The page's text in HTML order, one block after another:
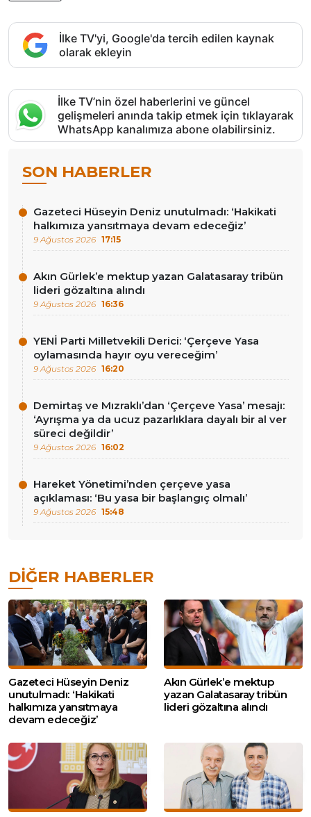
İlke TV'yi, Google'da tercih edilen kaynak
olarak ekleyin
İlke TV’nin özel haberlerini ve güncel
gelişmeleri anında takip etmek için tıklayarak
WhatsApp kanalımıza abone olabilirsiniz.
SON HABERLER
Gazeteci Hüseyin Deniz unutulmadı: ‘Hakikati
halkımıza yansıtmaya devam edeceğiz’
9 Ağustos 2026 17:15
Akın Gürlek’e mektup yazan Galatasaray tribün
lideri gözaltına alındı
9 Ağustos 2026 16:36
YENİ Parti Milletvekili Derici: ‘Çerçeve Yasa
oylamasında hayır oyu vereceğim’
9 Ağustos 2026 16:20
Demirtaş ve Mızraklı’dan ‘Çerçeve Yasa’ mesajı:
‘Ayrışma ya da ucuz pazarlıklara dayalı bir al ver
süreci değildir’
9 Ağustos 2026 16:02
Hareket Yönetimi’nden çerçeve yasa
açıklaması: ‘Bu yasa bir başlangıç olmalı’
9 Ağustos 2026 15:48
DIĞER HABERLER
Gazeteci Hüseyin Deniz
unutulmadı: ‘Hakikati
halkımıza yansıtmaya
devam edeceğiz’
Akın Gürlek’e mektup
yazan Galatasaray tribün
lideri gözaltına alındı